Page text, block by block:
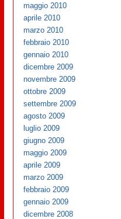
maggio 2010
aprile 2010
marzo 2010
febbraio 2010
gennaio 2010
dicembre 2009
novembre 2009
ottobre 2009
settembre 2009
agosto 2009
luglio 2009
giugno 2009
maggio 2009
aprile 2009
marzo 2009
febbraio 2009
gennaio 2009
dicembre 2008